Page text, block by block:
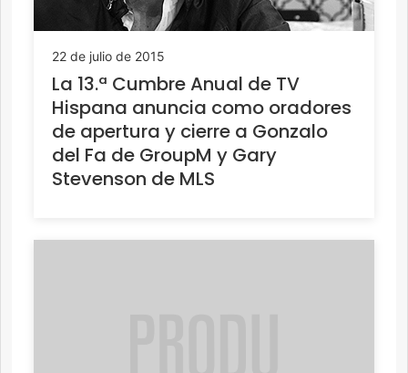
22 de julio de 2015
La 13.ª Cumbre Anual de TV
Hispana anuncia como oradores
de apertura y cierre a Gonzalo
del Fa de GroupM y Gary
Stevenson de MLS